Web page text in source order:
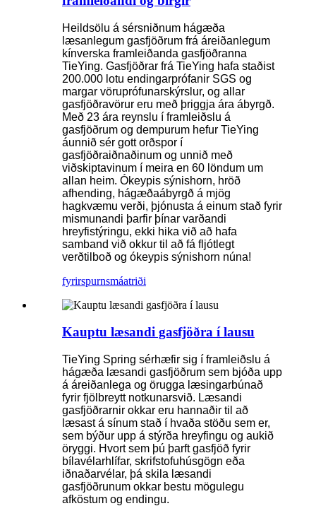
Heildsölu á sérsniðnum hágæða
læsanlegum gasfjöðrum frá áreiðanlegum
kínverska framleiðanda gasfjöðranna
TieYing. Gasfjöðrar frá TieYing hafa staðist
200.000 lotu endingarprófanir SGS og
margar vöruprófunarskýrslur, og allar
gasfjöðravörur eru með þriggja ára ábyrgð.
Með 23 ára reynslu í framleiðslu á
gasfjöðrum og dempurum hefur TieYing
áunnið sér gott orðspor í
gasfjöðraiðnaðinum og unnið með
viðskiptavinum í meira en 60 löndum um
allan heim. Ókeypis sýnishorn, hröð
afhending, hágæðaábyrgð á mjög
hagkvæmu verði, þjónusta á einum stað fyrir
mismunandi þarfir þínar varðandi
hreyfistýringu, ekki hika við að hafa
samband við okkur til að fá fljótlegt
verðtilboð og ókeypis sýnishorn núna!
fyrirspurnsmáatriði
Kauptu læsandi gasfjöðra í lausu
TieYing Spring sérhæfir sig í framleiðslu á
hágæða læsandi gasfjöðrum sem bjóða upp
á áreiðanlega og örugga læsingarbúnað
fyrir fjölbreytt notkunarsvið. Læsandi
gasfjöðrarnir okkar eru hannaðir til að
læsast á sínum stað í hvaða stöðu sem er,
sem býður upp á stýrða hreyfingu og aukið
öryggi. Hvort sem þú þarft gasfjöð fyrir
bílavélarhlífar, skrifstofuhúsgögn eða
iðnaðarvélar, þá skila læsandi
gasfjöðrunum okkar bestu mögulegu
afköstum og endingu.